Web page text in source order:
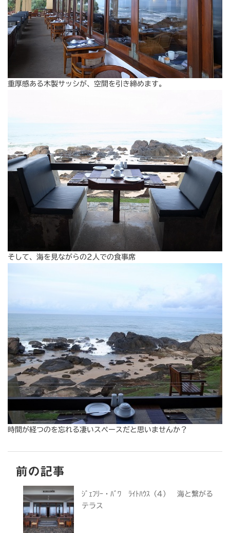
重厚感ある木製サッシが、空間を引き締めます。
そして、海を見ながらの2人での食事席
時間が経つのを忘れる凄いスペースだと思いませんか？
前の記事
ｼﾞｪﾌﾘｰ・ﾊﾞﾜ ﾗｲﾄﾊｳｽ（4） 海と繋がる
テラス